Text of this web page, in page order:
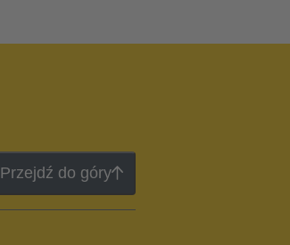
Przejdź do góry